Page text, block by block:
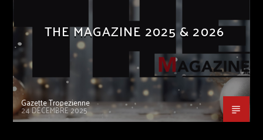
THE MAGAZINE 2025 & 2026
Gazette Tropezienne
24 DÉCEMBRE 2025